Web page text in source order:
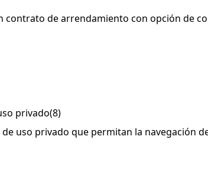
de arrendamiento con opción de
privado(8)
uso privado que permitan la navegación